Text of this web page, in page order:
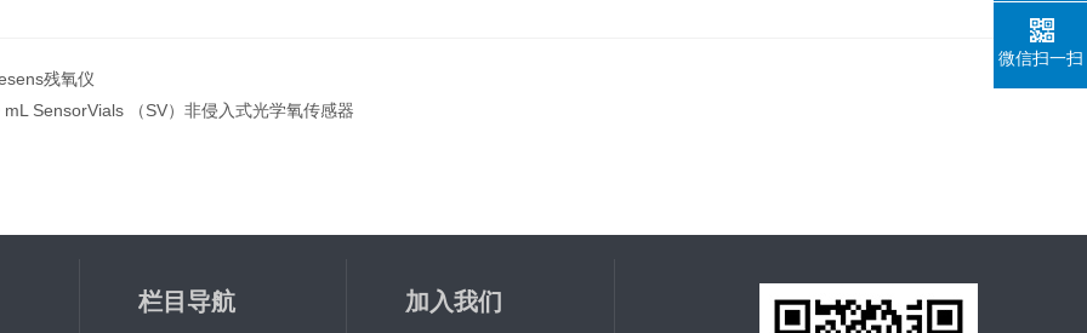
残氧仪
mL SensorVials （SV）非侵入式光学氧传感器
栏目导航 加入我们
微信扫一扫